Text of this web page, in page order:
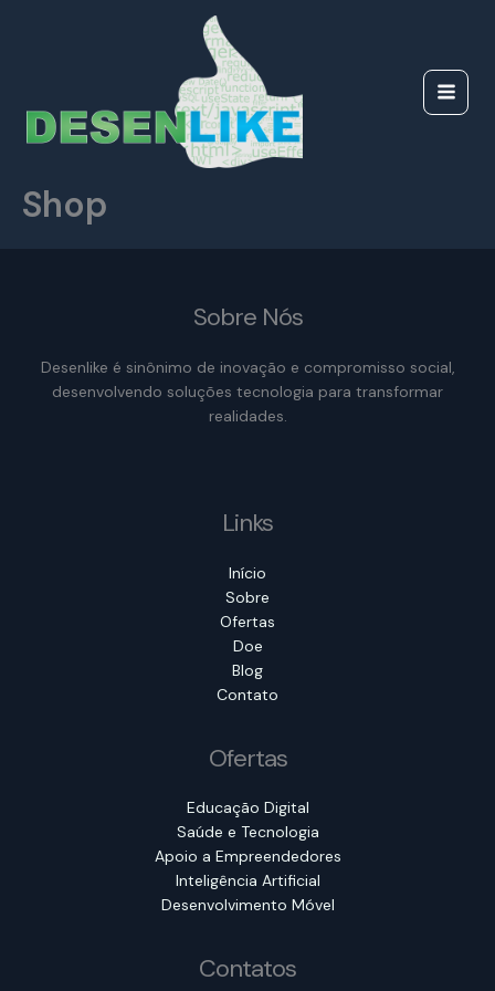
Shop
Sobre Nós
Desenlike é sinônimo de inovação e compromisso social,
desenvolvendo soluções tecnologia para transformar
realidades.
Links
Início
Sobre
Ofertas
Doe
Blog
Contato
Ofertas
Educação Digital
Saúde e Tecnologia
Apoio a Empreendedores
Inteligência Artificial
Desenvolvimento Móvel
Contatos